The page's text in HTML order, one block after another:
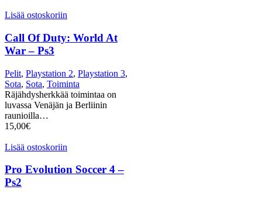
Lisää ostoskoriin
Call Of Duty: World At
War – Ps3
Pelit, Playstation 2, Playstation 3,
Sota, Sota, Toiminta
Räjähdysherkkää toimintaa on
luvassa Venäjän ja Berliinin
raunioilla…
15,00€
Lisää ostoskoriin
Pro Evolution Soccer 4 –
Ps2